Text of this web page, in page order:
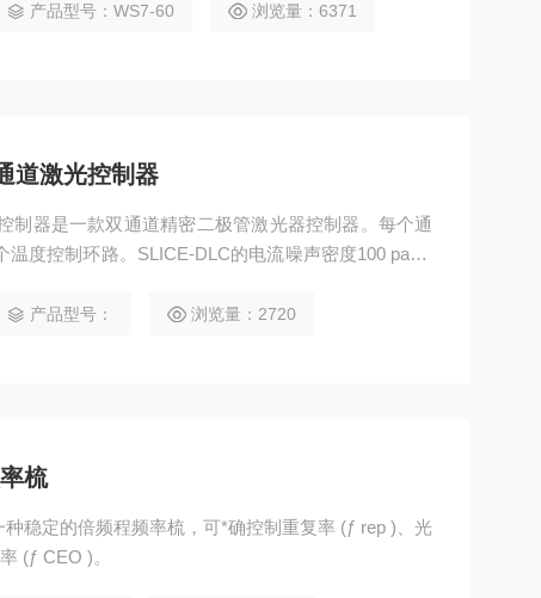
产品型号：WS7-60 浏览量：6371
道激光控制器
制器是一款双通道精密二极管激光器控制器。每个通
度控制环路。SLICE-DLC的电流噪声密度100 pa=““
频率波动和漂移降至低。
产品型号： 浏览量：2720
梳
稳定的倍频程频率梳，可*确控制重复率 (ƒ rep )、光
(ƒ CEO )。